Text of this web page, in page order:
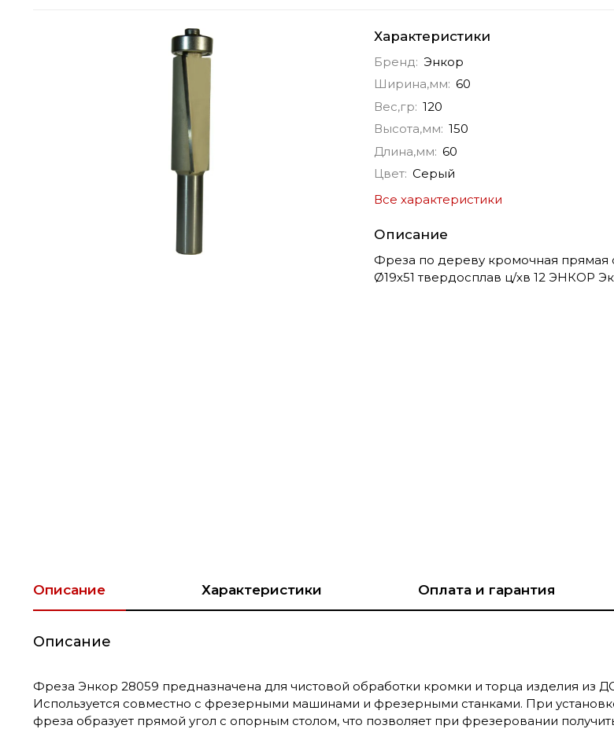
Характеристики
Бренд: Энкор
Ширина,мм: 60
Вес,гр: 120
Высота,мм: 150
Длина,мм: 60
Цвет: Серый
Все характеристики
Описание
Фреза по дереву кромочная прямая
Ø19х51 твердосплав ц/хв 12 ЭНКОР
Описание Характеристики Оплата и гарантия
Описание
Фреза Энкор 28059 предназначена для чистовой обработки кромки и торца изделия из
Используется совместно с фрезерными машинами и фрезерными станками. При
фреза образует прямой угол с опорным столом, что позволяет при фрезеровании